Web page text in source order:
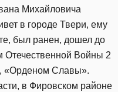
Михайловича
в городе Твери, ему
был ранен, дошел до
Отечественной Войны 2
«Орденом Славы».
в Фировском районе